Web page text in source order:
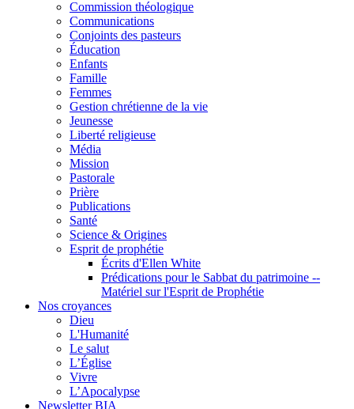
Commission théologique
Communications
Conjoints des pasteurs
Éducation
Enfants
Famille
Femmes
Gestion chrétienne de la vie
Jeunesse
Liberté religieuse
Média
Mission
Pastorale
Prière
Publications
Santé
Science & Origines
Esprit de prophétie
Écrits d'Ellen White
Prédications pour le Sabbat du patrimoine --
Matériel sur l'Esprit de Prophétie
Nos croyances
Dieu
L'Humanité
Le salut
L’Église
Vivre
L’Apocalypse
Newsletter BIA